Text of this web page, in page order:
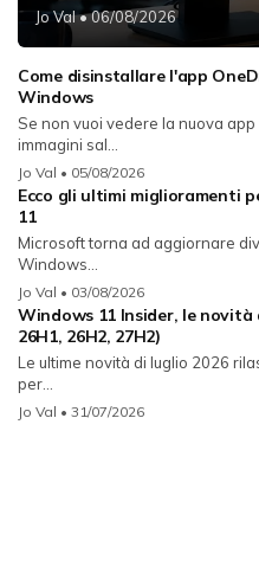
Jo Val• 06/08/2026
Come disinstallare l'app
Windows
Se non vuoi vedere la nuova
immagini sal...
Jo Val • 05/08/2026
Ecco gli ultimi miglioramenti
11
Microsoft torna ad aggiornare
Windows...
Jo Val • 03/08/2026
Windows 11 Insider, le novità
26H1, 26H2, 27H2)
Le ultime novità di luglio 2026
per...
Jo Val • 31/07/2026